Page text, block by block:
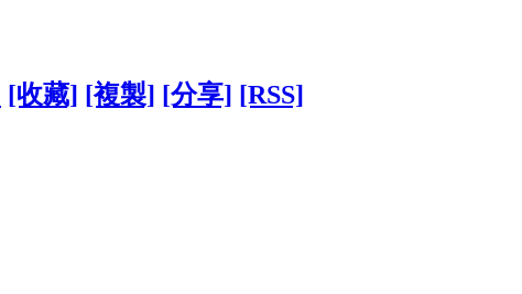
[收藏] [複製] [分享] [RSS]